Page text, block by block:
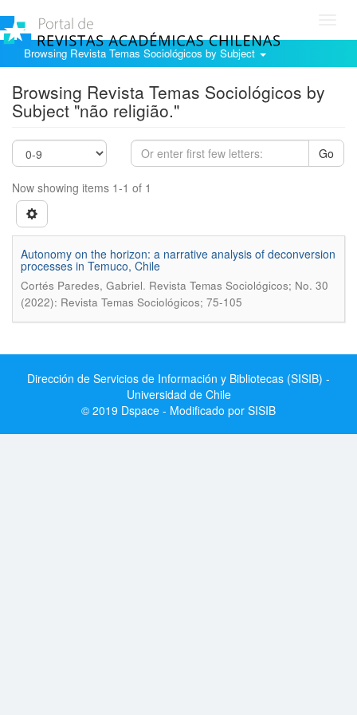
Browsing Revista Temas Sociológicos by Subject
Browsing Revista Temas Sociológicos by
Subject "não religião."
Go
Now showing items 1-1 of 1
Autonomy on the horizon: a narrative analysis of deconversion
processes in Temuco, Chile
Cortés Paredes, Gabriel. Revista Temas Sociológicos; No. 30
(2022): Revista Temas Sociológicos; 75-105
Dirección de Servicios de Información y Bibliotecas (SISIB) -
Universidad de Chile
© 2019 Dspace - Modificado por SISIB